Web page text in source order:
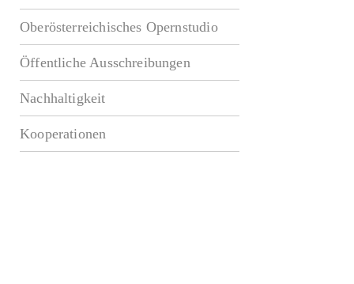
Oberösterreichisches Opernstudio
Öffentliche Ausschreibungen
Nachhaltigkeit
Kooperationen